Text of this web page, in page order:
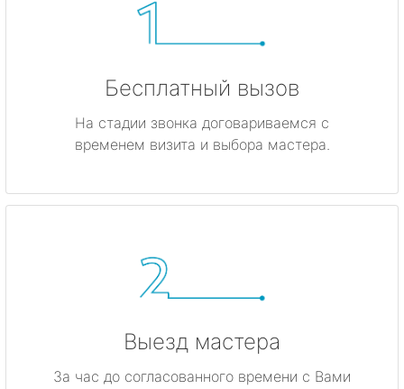
Бесплатный вызов
На стадии звонка договариваемся с
временем визита и выбора мастера.
Выезд мастера
За час до согласованного времени с Вами